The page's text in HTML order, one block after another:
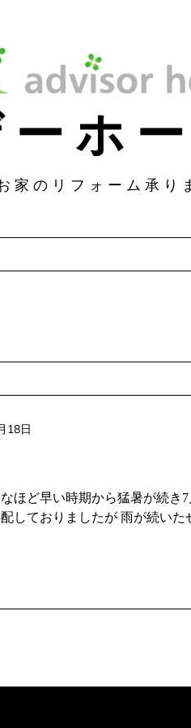
ー ホ
家 の リ フ ォ ー ム 承 り
18日
ほど早い時期から猛暑が続き7
しておりましたが 雨が続いた